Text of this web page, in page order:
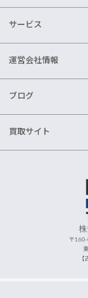
サービス
運営会社情報
ブログ
買取サイト
〒